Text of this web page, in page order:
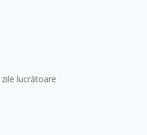
zile lucrătoare